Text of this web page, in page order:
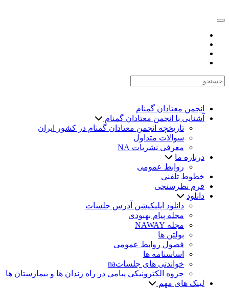
انجمن معتادان گمنام
آشنایی با انجمن معتادان گمنام
تاریخچه انجمن معتادان گمنام در کشور ایران
سوالات متداول
معرفی نشریات NA
درباره ما
روابط عمومی
خطوط تلفنی
فرم نظرسنجی
دانلود
دانلود اپلیکیشن آدرس جلسات
مجله پیام بهبودی
مجله NAWAY
بولتن ها
فصول روابط عمومی
اساسنامه ها
خواندنی های جلساتna
جزوه الکترونیکی پیامی در راه زندان ها و بیمارستان ها
لینک های مهم